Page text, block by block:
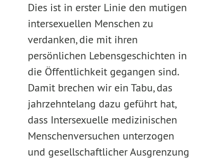
Dies ist in erster Linie den mutigen
intersexuellen Menschen zu
verdanken, die mit ihren
persönlichen Lebensgeschichten in
die Öffentlichkeit gegangen sind.
Damit brechen wir ein Tabu, das
jahrzehntelang dazu geführt hat,
dass Intersexuelle medizinischen
Menschenversuchen unterzogen
und gesellschaftlicher Ausgrenzung